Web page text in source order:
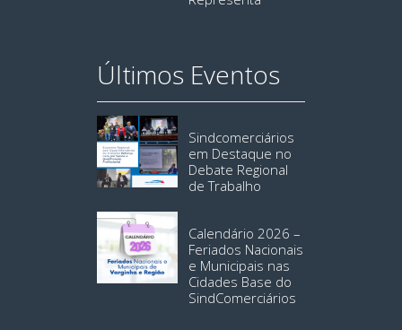
Últimos Eventos
Sindcomerciários
em Destaque no
Debate Regional
de Trabalho
Calendário 2026 –
Feriados Nacionais
e Municipais nas
Cidades Base do
SindComerciários